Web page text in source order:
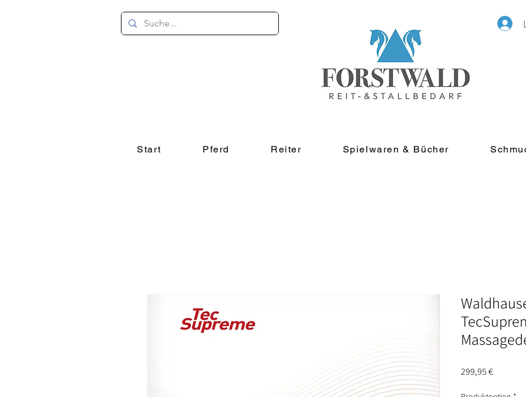
Start Pferd Reiter Spielwaren & Bücher
299,95 €Preis